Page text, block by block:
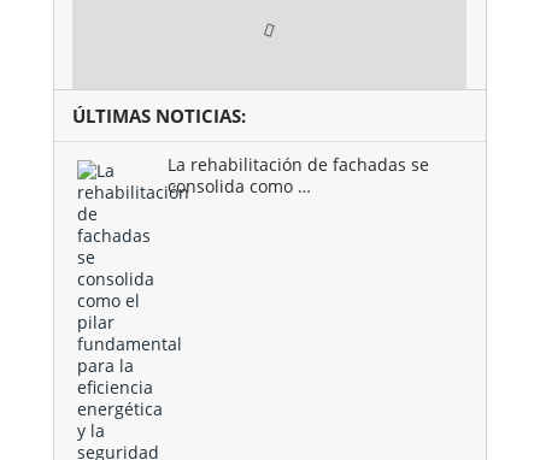
ÚLTIMAS NOTICIAS:
La rehabilitación de fachadas se
consolida como …